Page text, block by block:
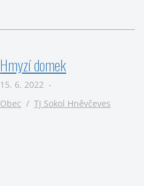
Hmyzí domek
15. 6. 2022 -
Obec / TJ Sokol Hněvčeves